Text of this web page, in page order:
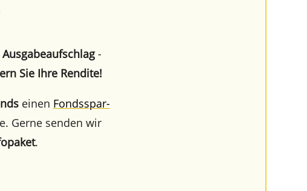
-
Sie Ihre Rendite!
einen Fonds­spar­
Gerne senden wir
.